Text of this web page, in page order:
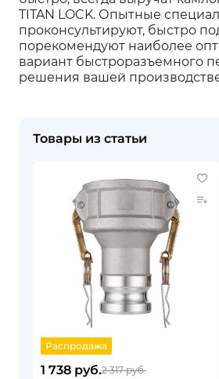
TITAN LOCK. Опытные
проконсультируют, быстро
порекомендуют наиболее
вариант быстроразъемного
решения вашей
Товары из статьи
Распродажа
2 317 руб.
1 738 руб.